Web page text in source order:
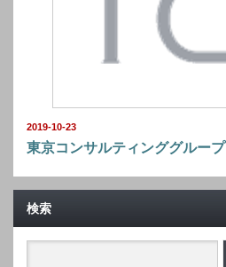
2019-10-23
東京コンサルティンググループ
検索